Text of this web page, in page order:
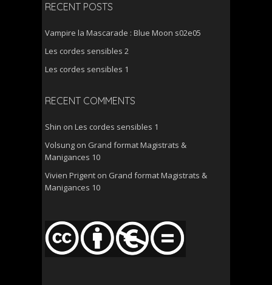
RECENT POSTS
Vampire la Mascarade : Blue Moon s02e05
Les cordes sensibles 2
Les cordes sensibles 1
RECENT COMMENTS
Shin on Les cordes sensibles 1
Volsung on Grand format Magistrats &
Manigances 10
Vivien Prigent on Grand format Magistrats &
Manigances 10